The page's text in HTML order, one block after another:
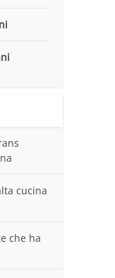
cucina
che ha